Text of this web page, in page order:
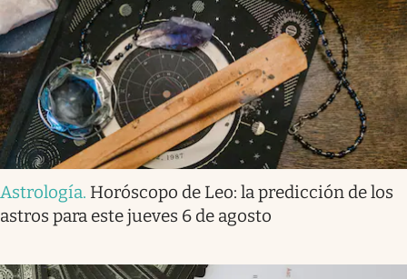
Astrología. Horóscopo de Leo: la predicción de los
astros para este jueves 6 de agosto